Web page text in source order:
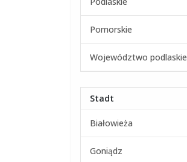
Pomorskie
Województwo podlaskie
Stadt
Białowieża
Goniądz